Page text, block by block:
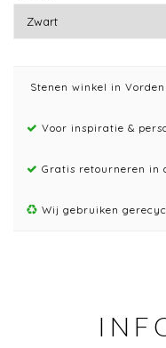
Stenen winkel in Vorden
Voor inspiratie &
Gratis retourneren in
Wij gebruiken